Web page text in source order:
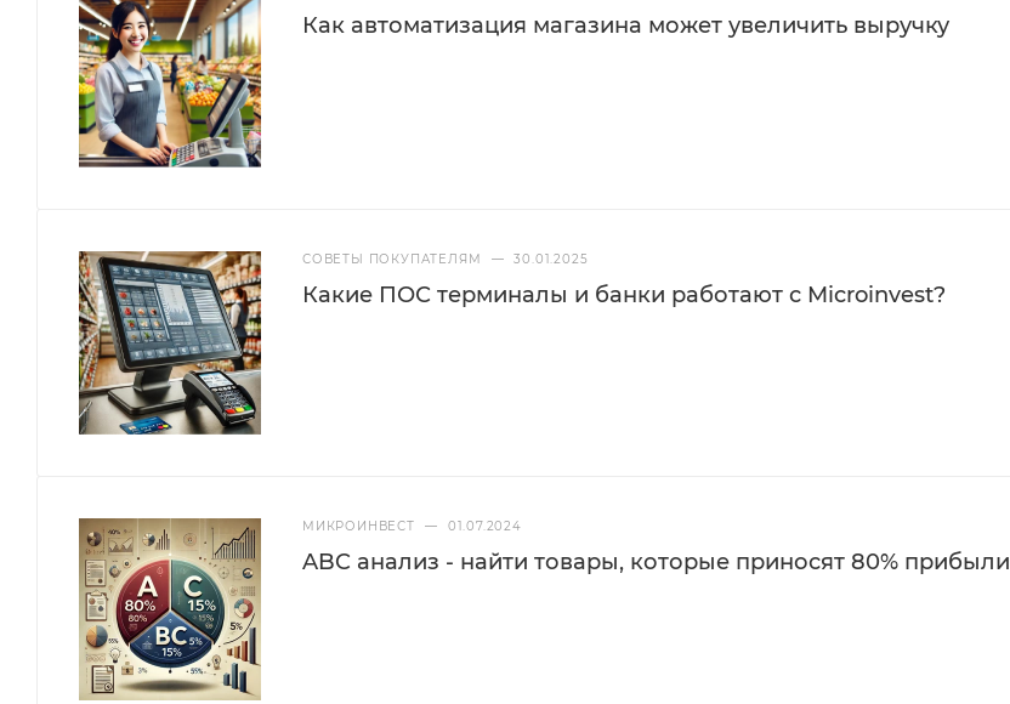
Как автоматизация магазина может увеличить выручку
СОВЕТЫ ПОКУПАТЕЛЯМ — 30.01.2025
Какие ПОС терминалы и банки работают с Microinvest?
МИКРОИНВЕСТ — 01.07.2024
ABC анализ - найти товары, которые приносят 80% прибыли